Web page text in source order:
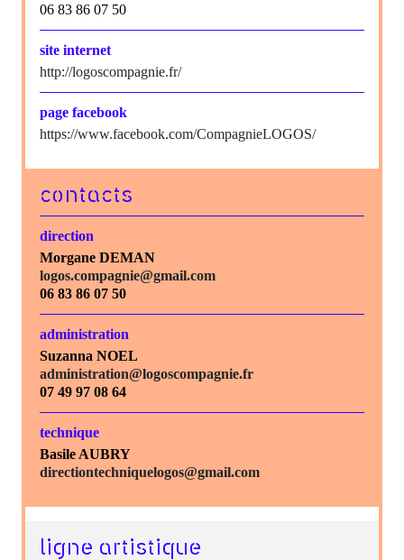
06 83 86 07 50
site internet
http://logoscompagnie.fr/
page facebook
https://www.facebook.com/CompagnieLOGOS/
contacts
direction
Morgane DEMAN
logos.compagnie@gmail.com
06 83 86 07 50
administration
Suzanna NOEL
administration@logoscompagnie.fr
07 49 97 08 64
technique
Basile AUBRY
directiontechniquelogos@gmail.com
ligne artistique